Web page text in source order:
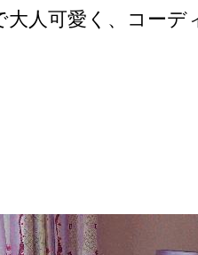
大人可愛く、コーデ